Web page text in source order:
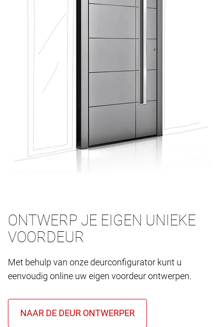
ONTWERP JE EIGEN UNIEKE
VOORDEUR
Met behulp van onze deurconfigurator kunt u
eenvoudig online uw eigen voordeur ontwerpen.